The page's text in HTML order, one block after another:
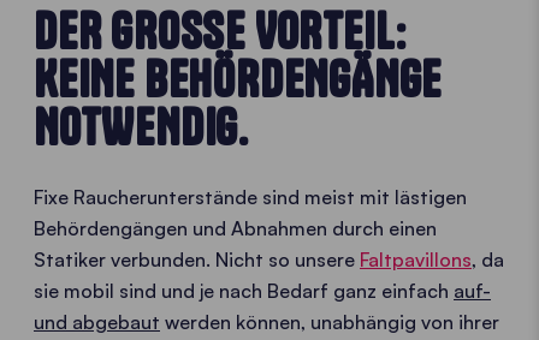
DER GROSSE VORTEIL: K
EINE BEHÖRDENGÄNGE N
OTWENDIG.
Fixe Raucherunterstände sind meist mit lästigen
Behördengängen und Abnahmen durch einen
Statiker verbunden. Nicht so unsere Faltpavillons, da
sie mobil sind und je nach Bedarf ganz einfach auf-
und abgebaut werden können, unabhängig von ihrer